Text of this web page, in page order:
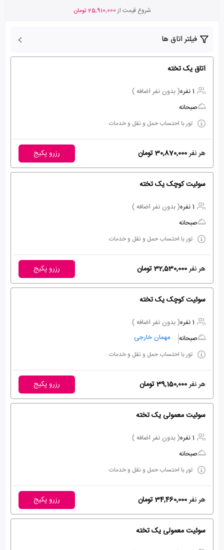
شروع قیمت از25,910,000 تومان
فیلتر اتاق ها
اتاق یک تخته
1 نفره
( بدون نفر اضافه )
صبحانه
تور با احتساب حمل و نقل و خدمات
هر نفر30,870,000 تومان رزرو پکیج
سوئیت کوچک یک تخته
1 نفره
( بدون نفر اضافه )
صبحانه
تور با احتساب حمل و نقل و خدمات
هر نفر32,530,000 تومان رزرو پکیج
سوئیت کوچک یک تخته
1 نفره
( بدون نفر اضافه )
صبحانه
مهمان خارجی
تور با احتساب حمل و نقل و خدمات
هر نفر39,150,000 تومان رزرو پکیج
سوئیت معمولی یک تخته
1 نفره
( بدون نفر اضافه )
صبحانه
تور با احتساب حمل و نقل و خدمات
هر نفر34,460,000 تومان رزرو پکیج
سوئیت معمولی یک تخته